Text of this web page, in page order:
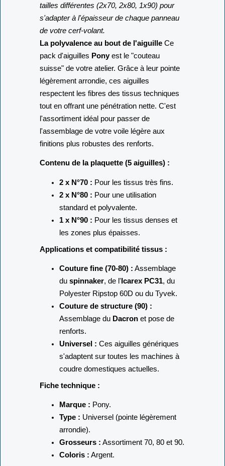
tailles différentes (2x70, 2x80, 1x90) pour
s'adapter à l'épaisseur de chaque panneau
de votre cerf-volant.
La polyvalence au bout de l'aiguille Ce
pack d'aiguilles Ponyest le "couteau
suisse" de votre atelier. Grâce à leur pointe
légèrement arrondie, ces aiguilles
respectent les fibres des tissus techniques
tout en offrant une pénétration nette. C'est
l'assortiment idéal pour passer de
l'assemblage de votre voile légère aux
finitions plus robustes des renforts.
Contenu de la plaquette (5 aiguilles) :
2 x N°70 : Pour les tissus très fins.
2 x N°80 : Pour une utilisation
standard et polyvalente.
1 x N°90 : Pour les tissus denses et
les zones plus épaisses.
Applications et compatibilité tissus :
Couture fine (70-80) : Assemblage
du spinnaker, de l'Icarex PC31, du
Polyester Ripstop 60D ou du Tyvek.
Couture de structure (90) :
Assemblage du Dacronet pose de
renforts.
Universel : Ces aiguilles génériques
s'adaptent sur toutes les machines à
coudre domestiques actuelles.
Fiche technique :
Marque : Pony.
Type : Universel (pointe légèrement
arrondie).
Grosseurs : Assortiment 70, 80 et 90.
Coloris : Argent.